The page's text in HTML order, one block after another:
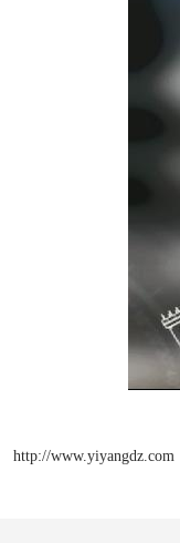
http://www.yiyangdz.com